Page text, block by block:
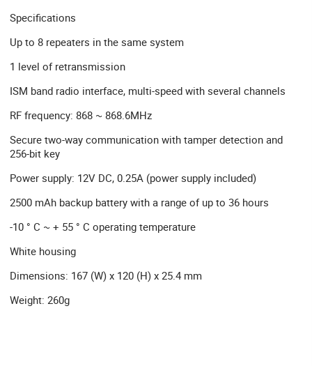
Specifications
Up to 8 repeaters in the same system
1 level of retransmission
ISM band radio interface, multi-speed with several channels
RF frequency: 868 ~ 868.6MHz
Secure two-way communication with tamper detection and
256-bit key
Power supply: 12V DC, 0.25A (power supply included)
2500 mAh backup battery with a range of up to 36 hours
-10 ° C ~ + 55 ° C operating temperature
White housing
Dimensions: 167 (W) x 120 (H) x 25.4 mm
Weight: 260g